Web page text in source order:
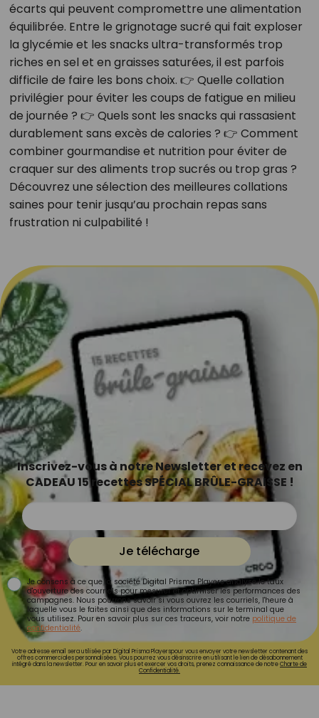
écarts qui peuvent compromettre une alimentation
équilibrée. Entre le grignotage sucré qui fait exploser
la glycémie et les snacks ultra-transformés trop
riches en sel et en graisses saturées, il est parfois
difficile de faire les bons choix. 👉 Quelle collation
privilégier pour éviter les coups de fatigue en milieu
de journée ? 👉 Quels sont les snacks qui rassasient
durablement sans excès de calories ? 👉 Comment
combiner gourmandise et nutrition pour éviter de
craquer sur des aliments trop sucrés ou trop gras ?
Découvrez une sélection des meilleures collations
saines pour tenir jusqu’au prochain repas sans
frustration ni culpabilité !
Inscrivez-vous à notre Newsletter et recevez en
CADEAU 15 recettes SPÉCIAL BRÛLE-GRAISSE !
Je télécharge
Je consens à ce que la société Digital Prisma Players analyse le taux
d'ouverture des courriels pour mesurer et optimiser les performances des
campagnes. Nous pourrons savoir si vous ouvrez les courriels, l'heure à
laquelle vous le faites ainsi que des informations sur le terminal que
vous utilisez. Pour en savoir plus sur ces traceurs, voir notre politique de
confidentialité.
Votre adresse email sera utilisée par Digital Prisma Playerspour vous envoyer votre newsletter contenant des
offres commerciales personnalisées. Vous pourrez vous désinscrire en utilisant le lien de désabonnement
intégré dans la newsletter. Pour en savoir plus et exercer vos droits, prenez connaissance de notreCharte de
Confidentialité.